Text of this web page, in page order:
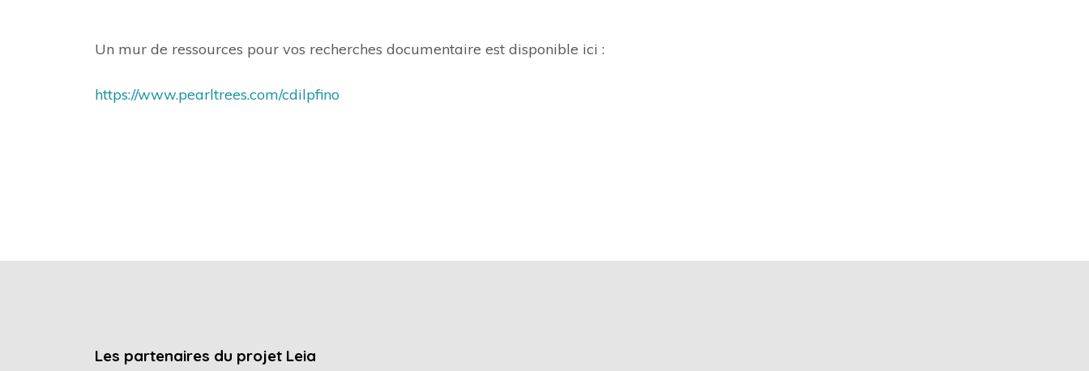
Un mur de ressources pour vos recherches documentaire est disponible ici :
https://www.pearltrees.com/cdilpfino
Les partenaires du projet Leia